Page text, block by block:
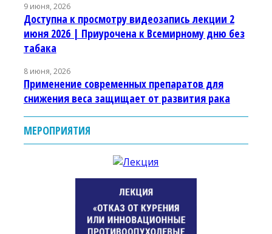
9 июня, 2026
Доступна к просмотру видеозапись лекции 2
июня 2026 | Приурочена к Всемирному дню без
табака
8 июня, 2026
Применение современных препаратов для
снижения веса защищает от развития рака
МЕРОПРИЯТИЯ